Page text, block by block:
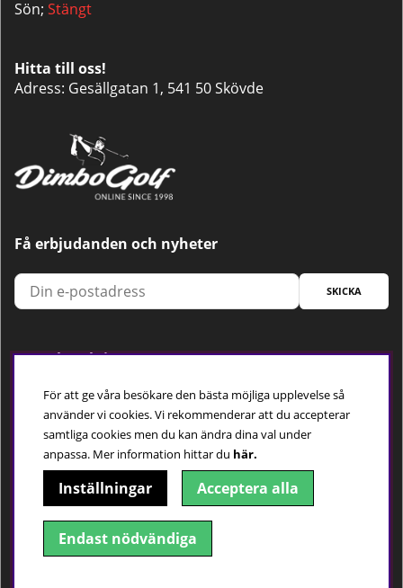
Sön; Stängt
Hitta till oss!
Adress: Gesällgatan 1, 541 50 Skövde
Få erbjudanden och nyheter
SKICKA
Trygg betalning
Följ oss
För att ge våra besökare den bästa möjliga upplevelse så
använder vi cookies. Vi rekommenderar att du accepterar
samtliga cookies men du kan ändra dina val under
anpassa. Mer information hittar du här.
Inställningar Acceptera alla
Endast nödvändiga